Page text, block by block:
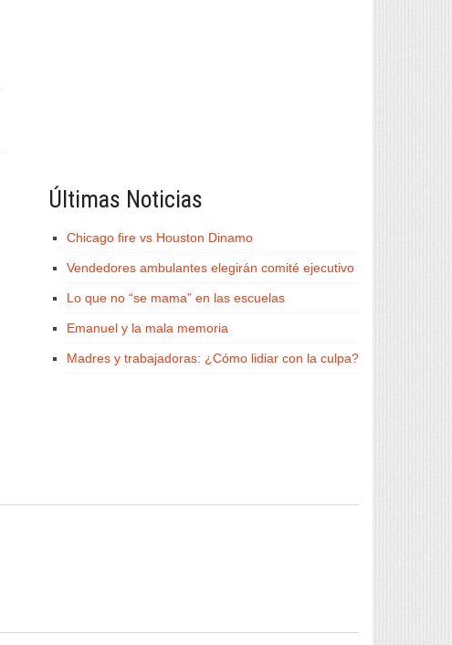
Últimas Noticias
Chicago fire vs Houston Dinamo
Vendedores ambulantes elegirán comité ejecutivo
Lo que no “se mama” en las escuelas
Emanuel y la mala memoria
Madres y trabajadoras: ¿Cómo lidiar con la culpa?